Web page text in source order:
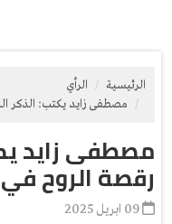
الرئيسية
الرأي
مصطفى زايد يكتب: الذكر
مصطفى زايد
رقصة الروح